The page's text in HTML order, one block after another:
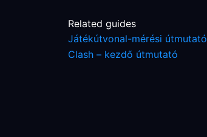
Related guides
Játékútvonal-mérési útmutató
Clash – kezdő útmutató